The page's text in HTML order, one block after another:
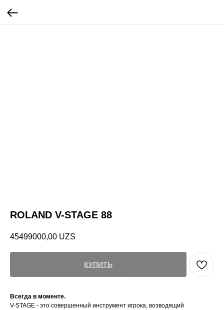
ROLAND V-STAGE 88
45499000,00 UZS
КУПИТЬ
Всегда в моменте.
V-STAGE - это совершенный инструмент игрока, возводящий